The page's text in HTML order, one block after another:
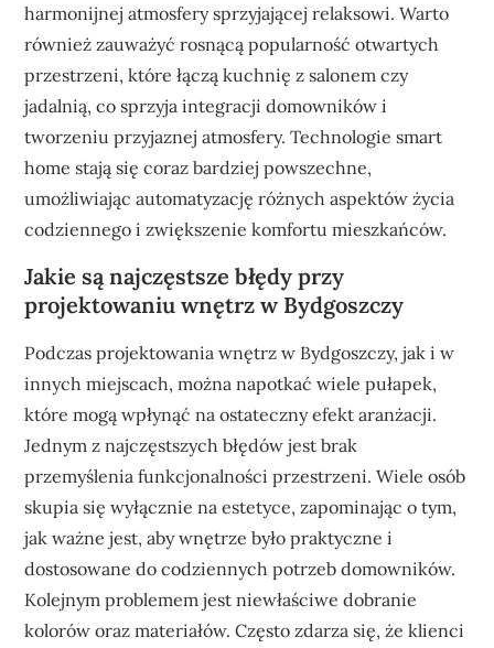
harmonijnej atmosfery sprzyjającej relaksowi. Warto
również zauważyć rosnącą popularność otwartych
przestrzeni, które łączą kuchnię z salonem czy
jadalnią, co sprzyja integracji domowników i
tworzeniu przyjaznej atmosfery. Technologie smart
home stają się coraz bardziej powszechne,
umożliwiając automatyzację różnych aspektów życia
codziennego i zwiększenie komfortu mieszkańców.
Jakie są najczęstsze błędy przy
projektowaniu wnętrz w Bydgoszczy
Podczas projektowania wnętrz w Bydgoszczy, jak i w
innych miejscach, można napotkać wiele pułapek,
które mogą wpłynąć na ostateczny efekt aranżacji.
Jednym z najczęstszych błędów jest brak
przemyślenia funkcjonalności przestrzeni. Wiele osób
skupia się wyłącznie na estetyce, zapominając o tym,
jak ważne jest, aby wnętrze było praktyczne i
dostosowane do codziennych potrzeb domowników.
Kolejnym problemem jest niewłaściwe dobranie
kolorów oraz materiałów. Często zdarza się, że klienci